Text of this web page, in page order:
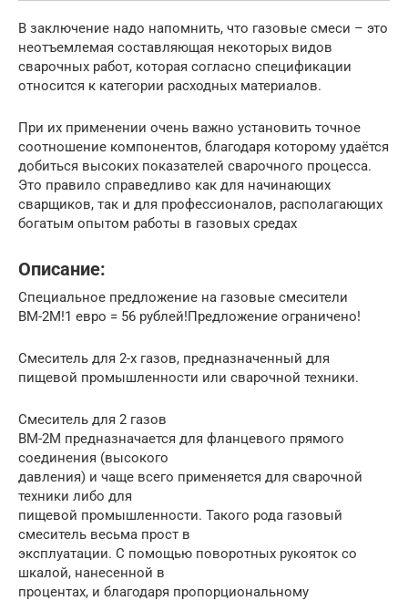
В заключение надо напомнить, что газовые смеси – это
неотъемлемая составляющая некоторых видов
сварочных работ, которая согласно спецификации
относится к категории расходных материалов.
При их применении очень важно установить точное
соотношение компонентов, благодаря которому удаётся
добиться высоких показателей сварочного процесса.
Это правило справедливо как для начинающих
сварщиков, так и для профессионалов, располагающих
богатым опытом работы в газовых средах
Описание:
Специальное предложение на газовые смесители
ВМ-2М!1 евро = 56 рублей!Предложение ограничено!
Смеситель для 2-х газов, предназначенный для
пищевой промышленности или сварочной техники.
Смеситель для 2 газов
ВМ-2М предназначается для фланцевого прямого
соединения (высокого
давления) и чаще всего применяется для сварочной
техники либо для
пищевой промышленности. Такого рода газовый
смеситель весьма прост в
эксплуатации. С помощью поворотных рукояток со
шкалой, нанесенной в
процентах, и благодаря пропорциональному